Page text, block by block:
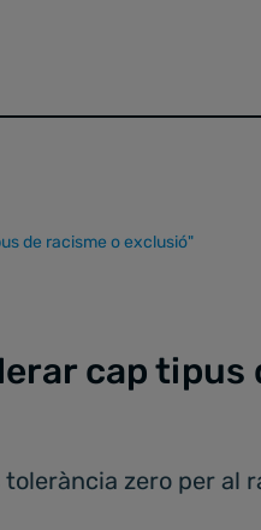
de racisme o exclusió"
cap tipus
zero per al